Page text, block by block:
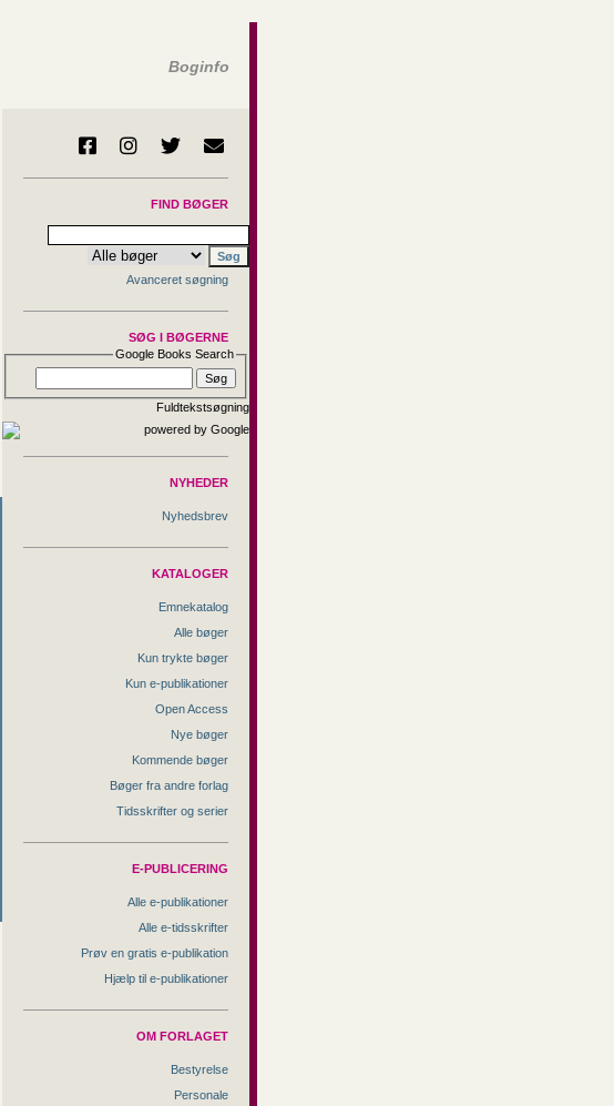
Boginfo
FIND BØGER
Avanceret søgning
SØG I BØGERNE
Google Books Search
Fuldtekstsøgning
NYHEDER
Nyhedsbrev
KATALOGER
Emnekatalog
Alle bøger
Kun trykte bøger
Kun e-publikationer
Open Access
Nye bøger
Kommende bøger
Bøger fra andre forlag
Tidsskrifter og serier
E-PUBLICERING
Alle e-publikationer
Alle e-tidsskrifter
Prøv en gratis e-publikation
Hjælp til e-publikationer
OM FORLAGET
Bestyrelse
Personale